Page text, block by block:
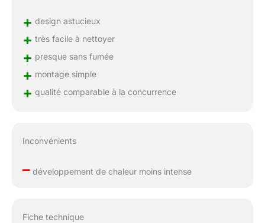
+ design astucieux
+ très facile à nettoyer
+ presque sans fumée
+ montage simple
+ qualité comparable à la concurrence
Inconvénients
–développement de chaleur moins intense
Fiche technique